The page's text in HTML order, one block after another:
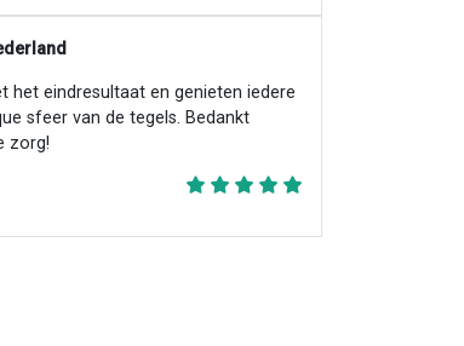
het eindresultaat en genieten iedere
sfeer van de tegels. Bedankt
zorg!